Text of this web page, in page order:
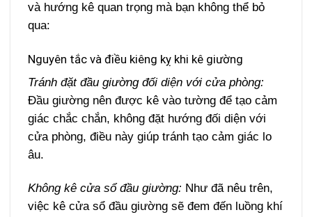
và hướng kê quan trọng mà bạn không thể bỏ
qua:
Nguyên tắc và điều kiêng kỵ khi kê giường
Tránh đặt đầu giường đối diện với cửa phòng:
Đầu giường nên được kê vào tường để tạo cảm
giác chắc chắn, không đặt hướng đối diện với
cửa phòng, điều này giúp tránh tạo cảm giác lo
âu.
Không kê cửa sổ đầu giường: Như đã nêu trên,
việc kê cửa sổ đầu giường sẽ đem đến luồng khí